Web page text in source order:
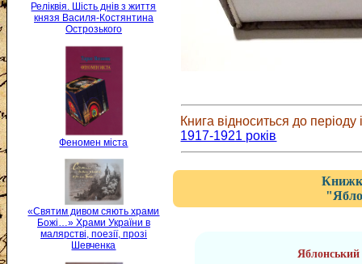
Реліквія. Шість днів з життя
князя Василя-Костянтина
Острозького
Феномен міста
«Святим дивом сяють храми
Божі…» Храми України в
малярстві, поезії, прозі
Шевченка
Книга відноситься до періоду
1917-1921 років